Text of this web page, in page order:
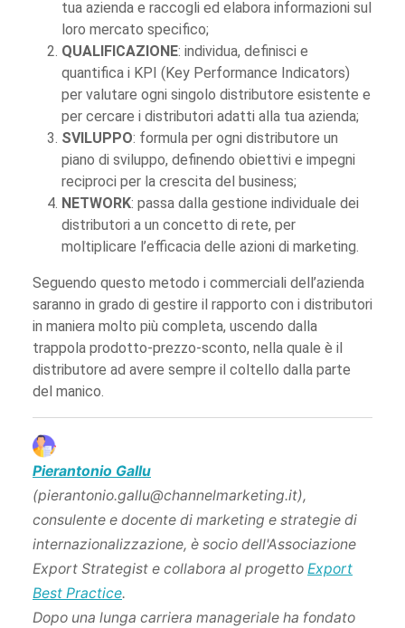
tua azienda e raccogli ed elabora informazioni sul
loro mercato specifico;
QUALIFICAZIONE: individua, definisci e
quantifica i KPI (Key Performance Indicators)
per valutare ogni singolo distributore esistente e
per cercare i distributori adatti alla tua azienda;
SVILUPPO: formula per ogni distributore un
piano di sviluppo, definendo obiettivi e impegni
reciproci per la crescita del business;
NETWORK: passa dalla gestione individuale dei
distributori a un concetto di rete, per
moltiplicare l’efficacia delle azioni di marketing.
Seguendo questo metodo i commerciali dell’azienda
saranno in grado di gestire il rapporto con i distributori
in maniera molto più completa, uscendo dalla
trappola prodotto-prezzo-sconto, nella quale è il
distributore ad avere sempre il coltello dalla parte
del manico.
Pierantonio Gallu
(pierantonio.gallu@channelmarketing.it),
consulente e docente di marketing e strategie di
internazionalizzazione, è socio dell'Associazione
Export Strategist e collabora al progetto Export
Best Practice.
Dopo una lunga carriera manageriale ha fondato